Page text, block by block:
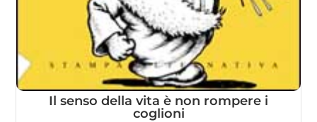
Il senso della vita è non rompere i
coglioni